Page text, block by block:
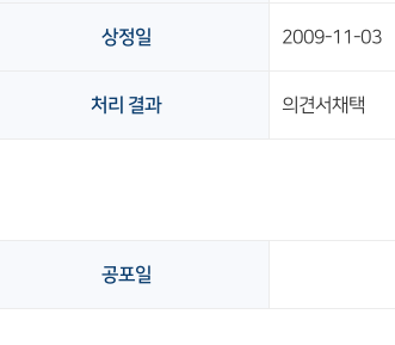
상정일 2009-11-03
처리 결과 의견서채택
공포일